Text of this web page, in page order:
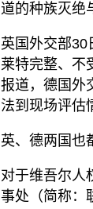
道的种族灭绝
英国外交部30
莱特完整、不
报道，德国外
法到现场评估
英、德两国也
对于维吾尔人
事处（简称：